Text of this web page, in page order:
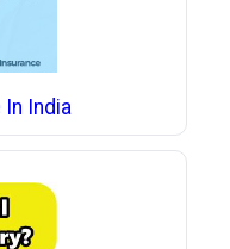
India